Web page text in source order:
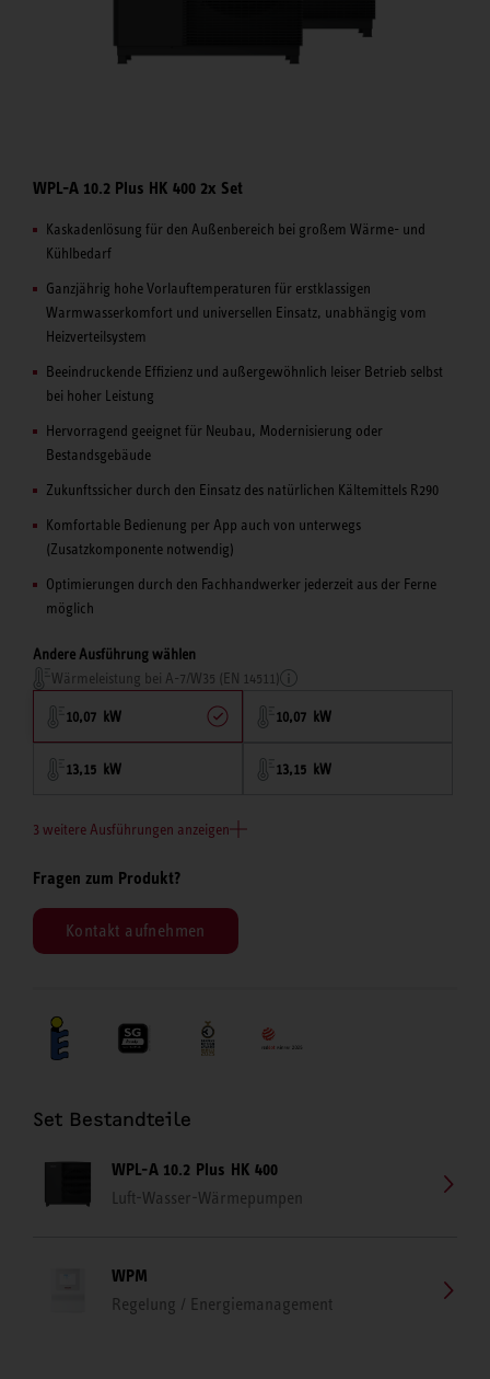
WPL-A 10.2 Plus HK 400 2x Set
Kaskadenlösung für den Außenbereich bei großem Wärme- und
Kühlbedarf
Ganzjährig hohe Vorlauftemperaturen für erstklassigen
Warmwasserkomfort und universellen Einsatz, unabhängig vom
Heizverteilsystem
Beeindruckende Effizienz und außergewöhnlich leiser Betrieb selbst
bei hoher Leistung
Hervorragend geeignet für Neubau, Modernisierung oder
Bestandsgebäude
Zukunftssicher durch den Einsatz des natürlichen Kältemittels R290
Komfortable Bedienung per App auch von unterwegs
(Zusatzkomponente notwendig)
Optimierungen durch den Fachhandwerker jederzeit aus der Ferne
möglich
Andere Ausführung wählen
Wärmeleistung bei A-7/W35 (EN 14511)
10,07 kW 10,07 kW
13,15 kW 13,15 kW
3 weitere Ausführungen anzeigen
Fragen zum Produkt?
Kontakt aufnehmen
Set Bestandteile
WPL-A 10.2 Plus HK 400
Luft-Wasser-Wärmepumpen
WPM
Regelung / Energiemanagement